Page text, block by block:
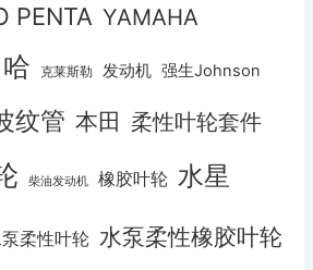
PENTA YAMAHA
克莱斯勒 发动机 强生Johnson
纹管 本田 柔性叶轮套件
柴油发动机 橡胶叶轮 水星
柔性叶轮 水泵柔性橡胶叶轮